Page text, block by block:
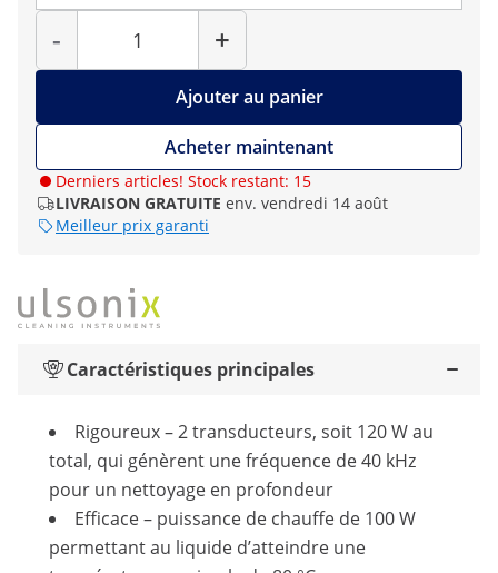
-
Quantité
+
Ajouter au panier
Acheter maintenant
Derniers articles! Stock restant: 15
LIVRAISON GRATUITE env. vendredi 14 août
Meilleur prix garanti
Caractéristiques principales
Rigoureux – 2 transducteurs, soit 120 W au
total, qui génèrent une fréquence de 40 kHz
pour un nettoyage en profondeur
Efficace – puissance de chauffe de 100 W
permettant au liquide d’atteindre une